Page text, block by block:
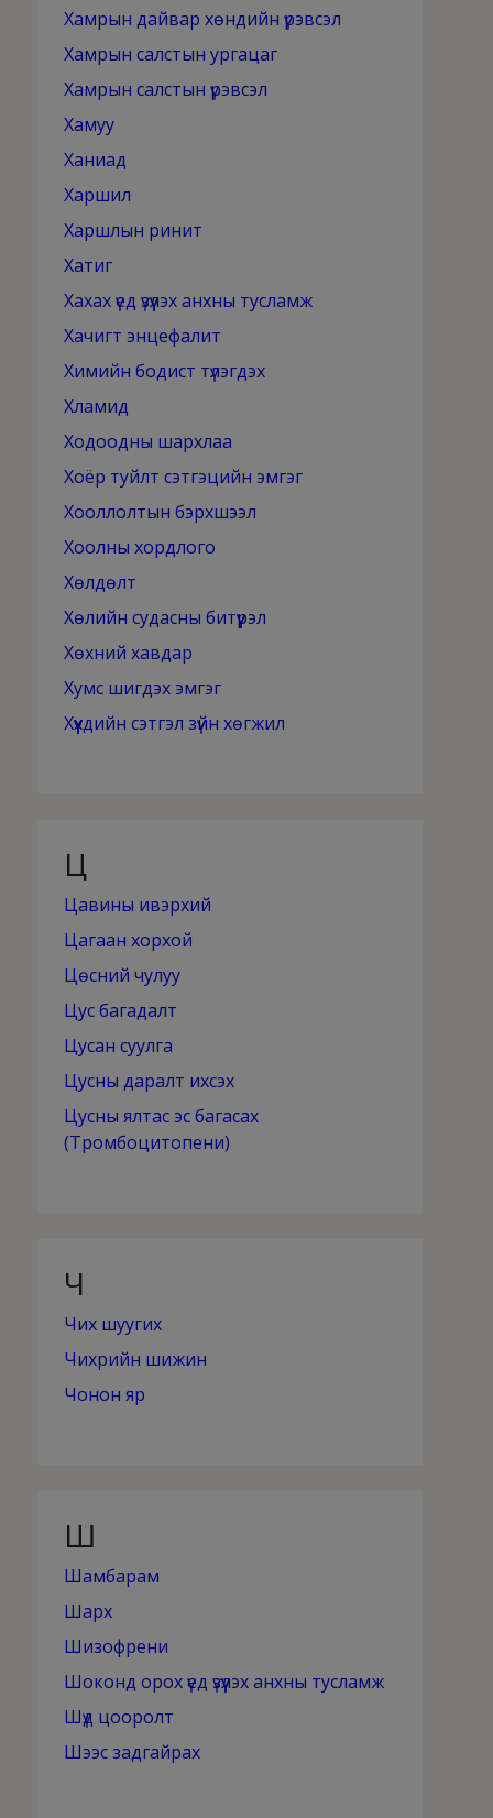
Хамрын дайвар хөндийн үрэвсэл
Хамрын салстын ургацаг
Хамрын салстын үрэвсэл
Хамуу
Ханиад
Харшил
Харшлын ринит
Хатиг
Хахах үед үзүүлэх анхны тусламж
Хачигт энцефалит
Химийн бодист түлэгдэх
Хламид
Ходоодны шархлаа
Хоёр туйлт сэтгэцийн эмгэг
Хооллолтын бэрхшээл
Хоолны хордлого
Хөлдөлт
Хөлийн судасны битүүрэл
Хөхний хавдар
Хумс шигдэх эмгэг
Хүүхдийн сэтгэл зүйн хөгжил
Ц
Цавины ивэрхий
Цагаан хорхой
Цөсний чулуу
Цус багадалт
Цусан суулга
Цусны даралт ихсэх
Цусны ялтас эс багасах
(Тромбоцитопени)
Ч
Чих шуугих
Чихрийн шижин
Чонон яр
Ш
Шамбарам
Шарх
Шизофрени
Шоконд орох үед үзүүлэх анхны тусламж
Шүд цооролт
Шээс задгайрах